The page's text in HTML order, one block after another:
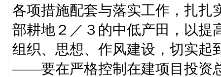
各项措施配套与落实工作，扎扎
部耕地２／３的中低产田，以提
组织、思想、作风建设，切实起
——要在严格控制在建项目投资